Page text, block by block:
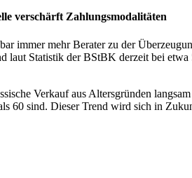
verschärft Zahlungsmodalitäten
immer mehr Berater zu der
laut Statistik der BStBK derzeit bei
Verkauf aus Altersgründen
60 sind. Dieser Trend wird sich in